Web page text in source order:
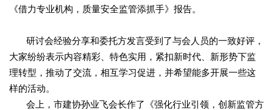
《借力专业机构，质量安全监管添抓手》报告。
研讨会经验分享和委托方发言受到了与会人员的一致好评，
大家纷纷表示内容精彩、特色实用，紧扣新时代、新形势下监
理转型，推动了交流，相互学习促进，并希望能多开展一些这
样的活动。
会上，市建协孙业飞会长作了《强化行业引领，创新监管方